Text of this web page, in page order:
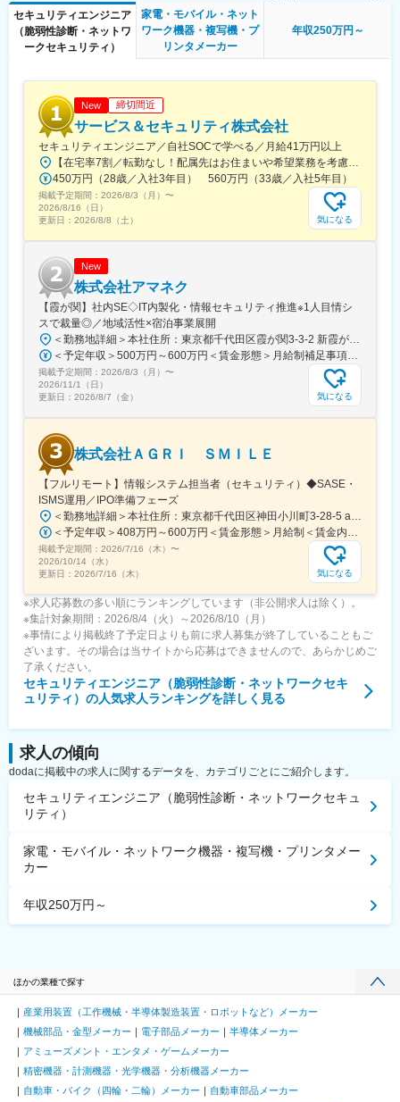
ており、その取組みは高く評価されております。
セキュリティエンジニア
（脆弱性診断・ネットワ
ークセキュリティ）
家電・モバイル・ネット
ワーク機器・複写機・プ
リンタメーカー
年収250万円～
New 締切間近
サービス＆セキュリティ株式会社
セキュリティエンジニア／自社SOCで学べる／月給41万円以上
450万円（28歳／入社3年目） 560万円（33歳／入社5年目）
掲載予定期間： 2026/8/3（月） 〜
2026/8/16（日）
更新日： 2026/8/8（土） 気になる
New
株式会社アマネク
【霞が関】社内SE◇IT内製化・情報セキュリティ推進※1人目情シ
スで裁量◎／地域活性×宿泊事業展開
掲載予定期間： 2026/8/3（月） 〜
2026/11/1（日）
更新日： 2026/8/7（金） 気になる
株式会社ＡＧＲＩ ＳＭＩＬＥ
【フルリモート】情報システム担当者（セキュリティ）◆SASE・
ISMS運用／IPO準備フェーズ
掲載予定期間： 2026/7/16（木） 〜
2026/10/14（水）
更新日： 2026/7/16（木） 気になる
※求人応募数の多い順にランキングしています（非公開求人は除く）。
※集計対象期間：2026/8/4（火）～2026/8/10（月）
※事情により掲載終了予定日よりも前に求人募集が終了していることもご
ざいます。その場合は当サイトから応募はできませんので、あらかじめご
了承ください。
セキュリティエンジニア（脆弱性診断・ネットワークセキ
ュリティ） の人気求人ランキングを詳しく見る
求人の傾向
dodaに掲載中の求人に関するデータを、カテゴリごとにご紹介します。
セキュリティエンジニア（脆弱性診断・ネットワークセキュ
リティ）
家電・モバイル・ネットワーク機器・複写機・プリンタメー
カー
年収250万円～
ほかの業種で探す
産業用装置（工作機械・半導体製造装置・ロボットなど）メーカー
機械部品・金型メーカー
電子部品メーカー
半導体メーカー
アミューズメント・エンタメ・ゲームメーカー
精密機器・計測機器・光学機器・分析機器メーカー
自動車・バイク（四輪・二輪）メーカー
自動車部品メーカー